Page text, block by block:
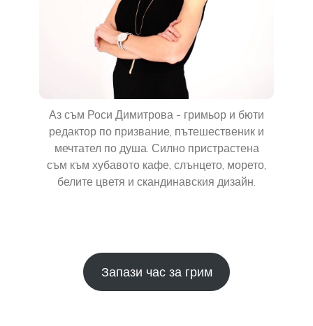
Аз съм Роси Димитрова - гримьор и бюти
редактор по призвание, пътешественик и
мечтател по душа. Силно пристрастена
съм към хубавото кафе, слънцето, морето,
белите цветя и скандинавския дизайн.
Запази час за грим